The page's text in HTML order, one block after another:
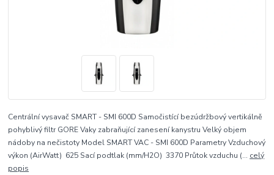
Centrální vysavač SMART - SMI 600D Samočistící bezúdržbový vertikálně
pohyblivý filtr GORE Vaky zabraňující zanesení kanystru Velký objem
nádoby na nečistoty Model SMART VAC - SMI 600D Parametry Vzduchový
výkon (AirWatt) 625 Sací podtlak (mm/H2O) 3370 Průtok vzduchu (... celý
popis